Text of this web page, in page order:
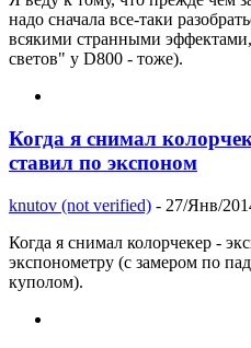
надо сначала все-таки
всякими странными
светов" у D800 - тоже).
Когда я снимал
ставил по экспоном
knutov (not verified) - 27/Янв/
Когда я снимал колорчекер -
экспонометру (с замером по
куполом).